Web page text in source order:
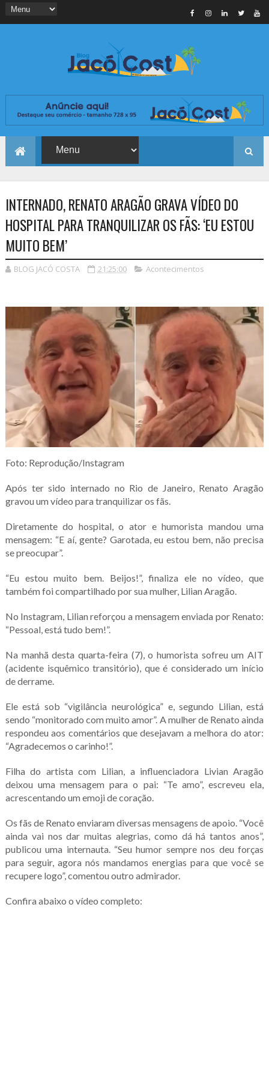
INTERNADO, RENATO ARAGÃO GRAVA VÍDEO DO
HOSPITAL PARA TRANQUILIZAR OS FÃS: ‘EU ESTOU
MUITO BEM’
BLOG JACÓ COSTA 21:25:00 Acontecimentos
Foto: Reprodução/Instagram
Após ter sido internado no Rio de Janeiro, Renato Aragão
gravou um vídeo para tranquilizar os fãs.
Diretamente do hospital, o ator e humorista mandou uma
mensagem: “E aí, gente? Garotada, eu estou bem, não precisa
se preocupar”.
“Eu estou muito bem. Beijos!”, finaliza ele no vídeo, que
também foi compartilhado por sua mulher, Lilian Aragão.
No Instagram, Lilian reforçou a mensagem enviada por Renato:
“Pessoal, está tudo bem!”.
Na manhã desta quarta-feira (7), o humorista sofreu um AIT
(acidente isquêmico transitório), que é considerado um início
de derrame.
Ele está sob “vigilância neurológica” e, segundo Lilian, está
sendo “monitorado com muito amor”. A mulher de Renato ainda
respondeu aos comentários que desejavam a melhora do ator:
“Agradecemos o carinho!”.
Filha do artista com Lilian, a influenciadora Livian Aragão
deixou uma mensagem para o pai: “Te amo”, escreveu ela,
acrescentando um emoji de coração.
Os fãs de Renato enviaram diversas mensagens de apoio. “Você
ainda vai nos dar muitas alegrias, como dá há tantos anos”,
publicou uma internauta. “Seu humor sempre nos deu forças
para seguir, agora nós mandamos energias para que você se
recupere logo”, comentou outro admirador.
Confira abaixo o vídeo completo: